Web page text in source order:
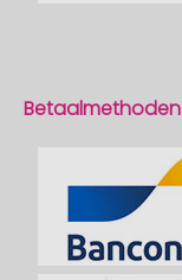
Betaalmethoden